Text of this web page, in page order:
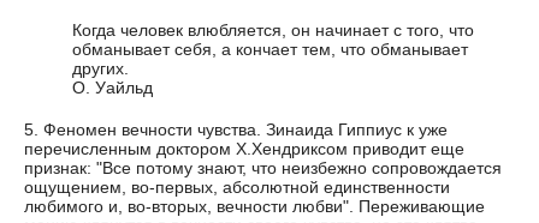
Когда человек влюбляется, он начинает с того, что
обманывает себя, а кончает тем, что обманывает
других.
О. Уайльд
5. Феномен вечности чувства. Зинаида Гиппиус к уже
перечисленным доктором Х.Хендриксом приводит еще
признак: "Все потому знают, что неизбежно сопровождается
ощущением, во-первых, абсолютной единственности
любимого и, во-вторых, вечности любви". Переживающие